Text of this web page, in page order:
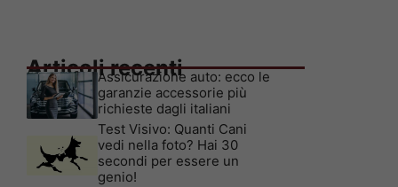
Articoli recenti
Assicurazione auto: ecco le
garanzie accessorie più
richieste dagli italiani
Test Visivo: Quanti Cani
vedi nella foto? Hai 30
secondi per essere un
genio!